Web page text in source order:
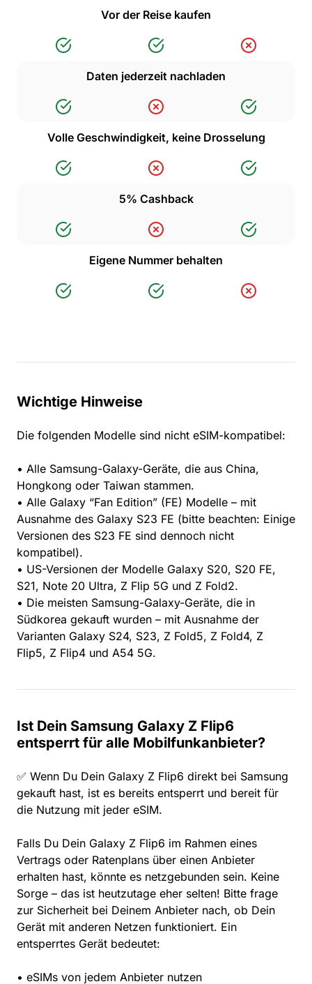
Vor der Reise kaufen
Daten jederzeit nachladen
Volle Geschwindigkeit, keine Drosselung
5% Cashback
Eigene Nummer behalten
Wichtige Hinweise
Die folgenden Modelle sind nicht eSIM-kompatibel:
• Alle Samsung-Galaxy-Geräte, die aus China,
Hongkong oder Taiwan stammen.
• Alle Galaxy “Fan Edition” (FE) Modelle – mit
Ausnahme des Galaxy S23 FE (bitte beachten: Einige
Versionen des S23 FE sind dennoch nicht
kompatibel).
• US-Versionen der Modelle Galaxy S20, S20 FE,
S21, Note 20 Ultra, Z Flip 5G und Z Fold2.
• Die meisten Samsung-Galaxy-Geräte, die in
Südkorea gekauft wurden – mit Ausnahme der
Varianten Galaxy S24, S23, Z Fold5, Z Fold4, Z
Flip5, Z Flip4 und A54 5G.
Ist Dein Samsung Galaxy Z Flip6
entsperrt für alle Mobilfunkanbieter?
✅ Wenn Du Dein Galaxy Z Flip6 direkt bei Samsung
gekauft hast, ist es bereits entsperrt und bereit für
die Nutzung mit jeder eSIM.
Falls Du Dein Galaxy Z Flip6 im Rahmen eines
Vertrags oder Ratenplans über einen Anbieter
erhalten hast, könnte es netzgebunden sein. Keine
Sorge – das ist heutzutage eher selten! Bitte frage
zur Sicherheit bei Deinem Anbieter nach, ob Dein
Gerät mit anderen Netzen funktioniert. Ein
entsperrtes Gerät bedeutet:
• eSIMs von jedem Anbieter nutzen